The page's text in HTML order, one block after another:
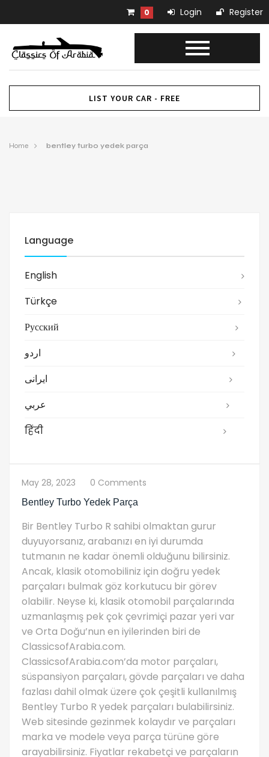
0 Login Register
LIST YOUR CAR - FREE
Home bentley turbo yedek parça
Language
English
Türkçe
Русский
اردو
ایرانی
عربي
हिंदी
May 28, 2023 0 Comments
Bentley Turbo Yedek Parça
Bir Bentley Turbo R sahibi olmaktan gurur
duyuyorsanız, arabanızı en iyi durumda
tutmanın ne kadar önemli olduğunu bilirsiniz.
Ancak, klasik otomobiliniz için doğru yedek
parçaları bulmak göz korkutucu bir görev
olabilir. Neyse ki, klasik otomobil parçalarında
uzmanlaşmış pek çok çevrimiçi pazar yeri var
ve Orta Doğu’nun en iyilerinden biri de
ClassicsofArabia.com.
ClassicsofArabia.com’da motor parçaları,
süspansiyon parçaları, gövde parçaları ve daha
fazlası dahil olmak üzere çok çeşitli kullanılmış
Bentley Turbo R yedek parçaları bulabilirsiniz.
Web sitesinde gezinmek kolaydır ve parçaları
marka ve modele veya parça türüne göre
arayabilirsiniz. Fiyatlar rekabetçi ve parçaların